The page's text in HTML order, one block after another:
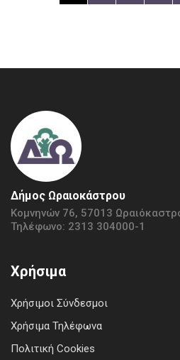
Δήμος Ωραιοκάστρου
Κομνηνών 76, 57013
Τηλέφωνο: 2313 304000-1
Χρήσιμα
Χρήσιμοι Σύνδεσμοι
Χρήσιμα Τηλέφωνα
Πολιτική Cookies